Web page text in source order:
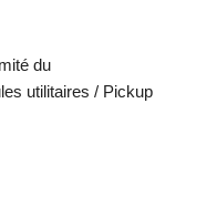
du
utilitaires / Pickup